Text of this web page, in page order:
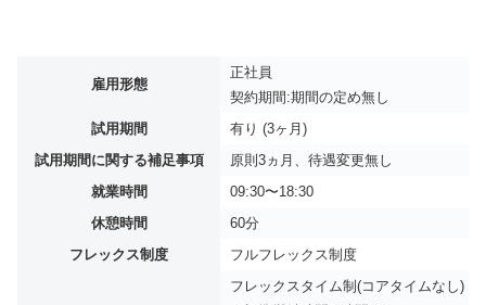
雇用形態
正社員
契約期間:期間の定め無し
試用期間
有り (3ヶ月)
試用期間に関する補足事項
原則3ヵ月、待遇変更無し
就業時間
09:30〜18:30
休憩時間
60分
フレックス制度
フルフレックス制度
フレックスタイム制(コアタイムなし)